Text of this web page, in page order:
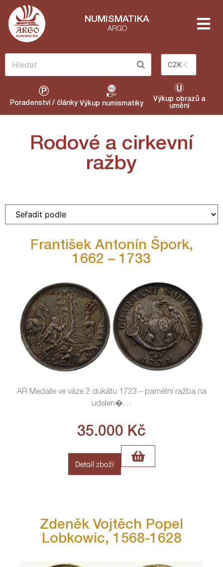
NUMISMATIKA
ARGO
CZK
Poradenství / články Výkup numismatiky
Výkup obrazů a
umění
Rodové a cirkevní
ražby
František Antonín Špork,
1662 – 1733
AR Medaile ve váze 2 dukátu 1723 – pamětní ražba na
udelen�…
35.000 Kč
Detail zboží
Zdeněk Vojtěch Popel
Lobkowic, 1568-1628